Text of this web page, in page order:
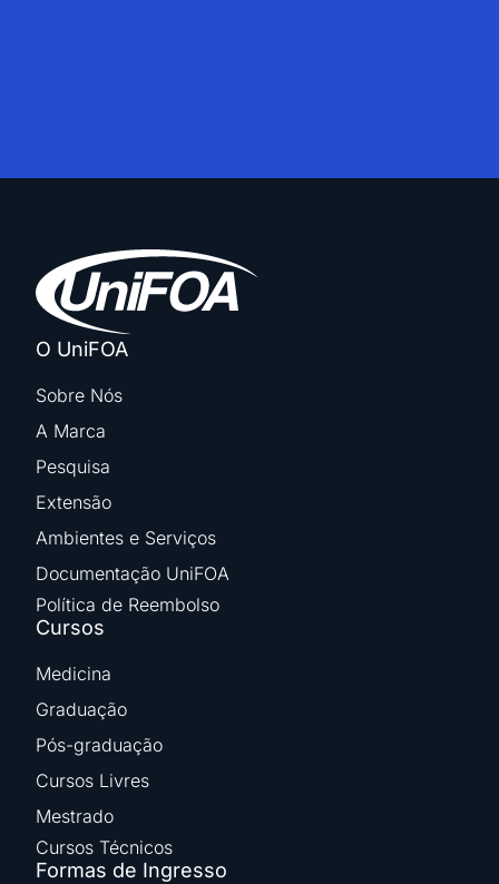
O UniFOA
Sobre Nós
A Marca
Pesquisa
Extensão
Ambientes e Serviços
Documentação UniFOA
Política de Reembolso
Cursos
Medicina
Graduação
Pós-graduação
Cursos Livres
Mestrado
Cursos Técnicos
Formas de Ingresso